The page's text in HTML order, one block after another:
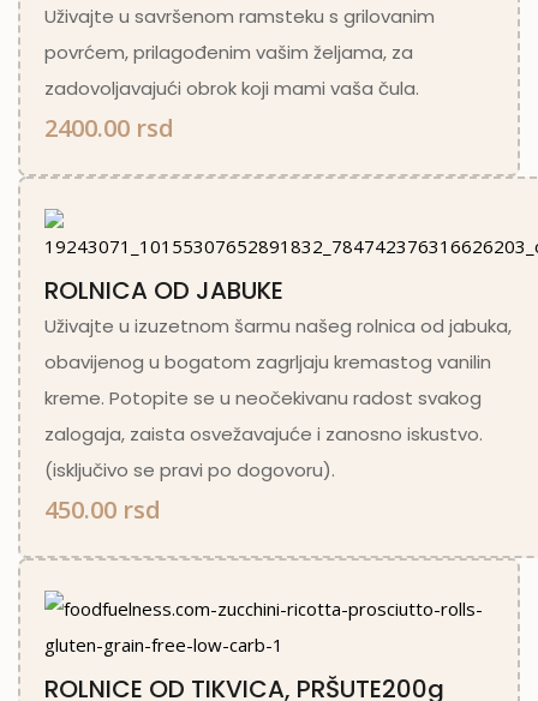
Uživajte u savršenom ramsteku s grilovanim
povrćem, prilagođenim vašim željama, za
zadovoljavajući obrok koji mami vaša čula.
2400.00 rsd
ROLNICA OD JABUKE
Uživajte u izuzetnom šarmu našeg rolnica od jabuka,
obavijenog u bogatom zagrljaju kremastog vanilin
kreme. Potopite se u neočekivanu radost svakog
zalogaja, zaista osvežavajuće i zanosno iskustvo.
(isključivo se pravi po dogovoru).
450.00 rsd
ROLNICE OD TIKVICA, PRŠUTE200g